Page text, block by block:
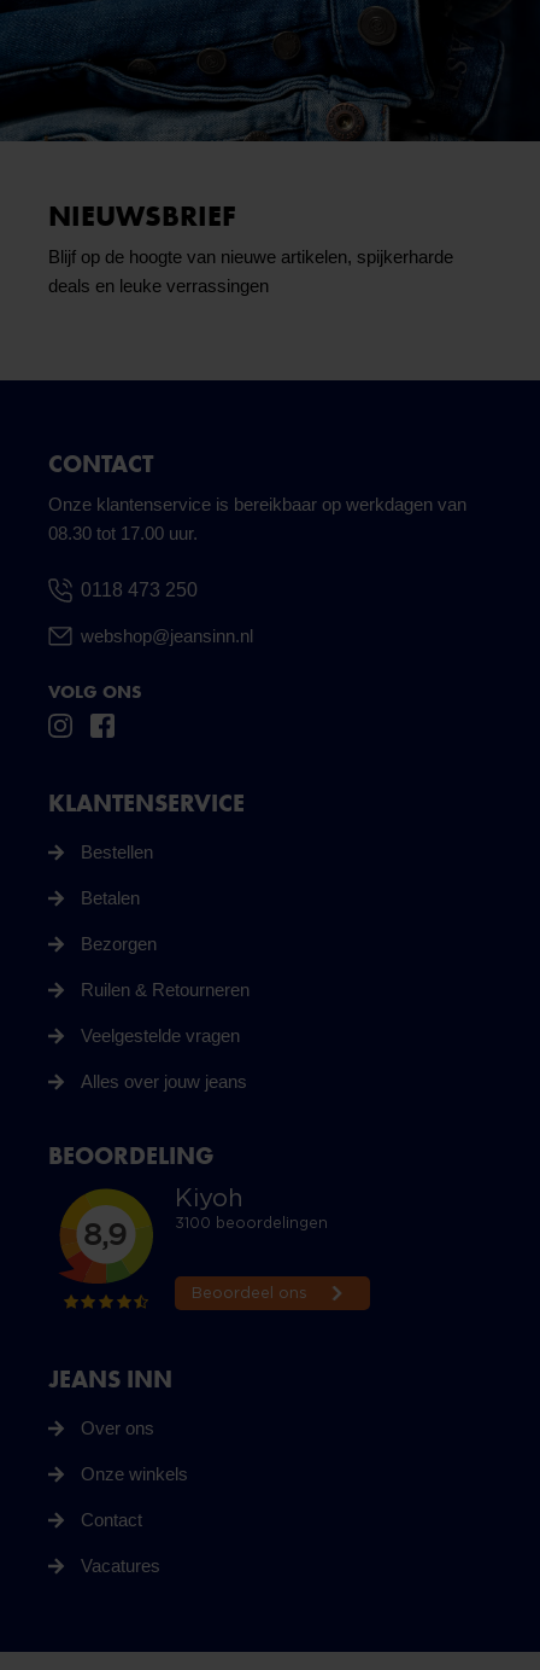
NIEUWSBRIEF
Blijf op de hoogte van nieuwe artikelen, spijkerharde
deals en leuke verrassingen
CONTACT
Onze klantenservice is bereikbaar op werkdagen van
08.30 tot 17.00 uur.
0118 473 250
webshop@jeansinn.nl
VOLG ONS
JEANS INN
Over ons
Onze winkels
Contact
Vacatures
KLANTENSERVICE
Bestellen
Betalen
Bezorgen
Ruilen & Retourneren
Veelgestelde vragen
Alles over jouw jeans
BEOORDELING